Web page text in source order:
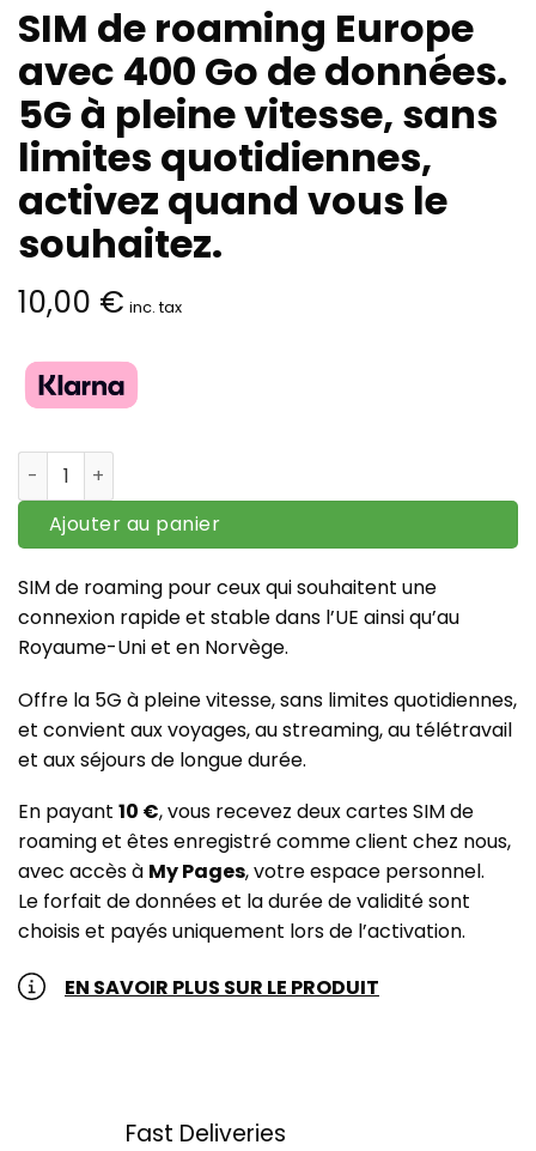
SIM de roaming Europe
avec 400 Go de données.
5G à pleine vitesse, sans
limites quotidiennes,
activez quand vous le
souhaitez.
10,00 € inc. tax
quantité de SIM de roaming Europe avec 400 Go de
Ajouter au panier
SIM de roaming pour ceux qui souhaitent une
connexion rapide et stable dans l’UE ainsi qu’au
Royaume-Uni et en Norvège.
Offre la 5G à pleine vitesse, sans limites quotidiennes,
et convient aux voyages, au streaming, au télétravail
et aux séjours de longue durée.
En payant 10 €, vous recevez deux cartes SIM de
roaming et êtes enregistré comme client chez nous,
avec accès à My Pages, votre espace personnel.
Le forfait de données et la durée de validité sont
choisis et payés uniquement lors de l’activation.
EN SAVOIR PLUS SUR LE PRODUIT
Fast Deliveries